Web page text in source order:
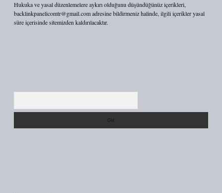
Hukuka ve yasal düzenlemelere aykırı olduğunu düşündüğünüz içerikleri,
backlinkpanelicomtr@gmail.comadresine bildirmeniz halinde, ilgili içerikler yasal
süre içerisinde sitemizden kaldırılacaktır.